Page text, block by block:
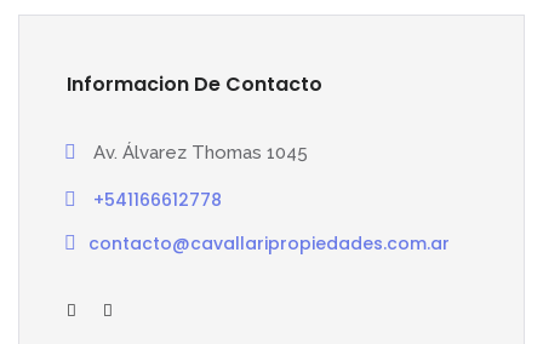
Informacion De Contacto
Av. Álvarez Thomas 1045
+541166612778
contacto@cavallaripropiedades.com.ar